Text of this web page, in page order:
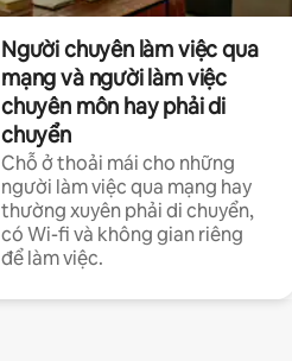
Người chuyên làm việc qua
mạng và người làm việc
chuyên môn hay phải di
chuyển
Chỗ ở thoải mái cho những
người làm việc qua mạng hay
thường xuyên phải di chuyển,
có Wi-fi và không gian riêng
để làm việc.